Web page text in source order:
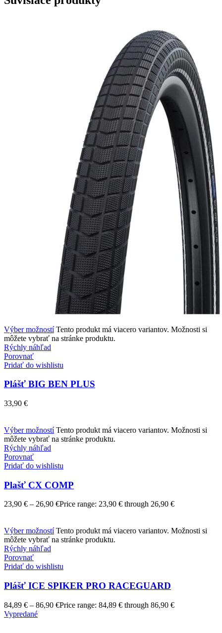
Výber možností Tento produkt má viacero variantov. Možnosti si
môžete vybrať na stránke produktu.
Rýchly náhľad
Porovnať
Pridať do wishlistu
Plášť BIG BEN PLUS
33,90 €
Výber možností Tento produkt má viacero variantov. Možnosti si
môžete vybrať na stránke produktu.
Rýchly náhľad
Porovnať
Pridať do wishlistu
Plašť CX COMP
23,90 € – 26,90 €Price range: 23,90 € through 26,90 €
Výber možností Tento produkt má viacero variantov. Možnosti si
môžete vybrať na stránke produktu.
Rýchly náhľad
Porovnať
Pridať do wishlistu
Plášť ICE SPIKER PRO RACEGUARD
84,89 € – 86,90 €Price range: 84,89 € through 86,90 €
Vypredané